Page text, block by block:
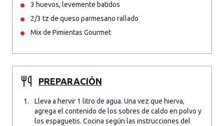
3 huevos, levemente batidos
2/3 tz de queso parmesano rallado
Mix de Pimientas Gourmet
PREPARACIÓN
Lleva a hervir 1 litro de agua. Una vez que hierva,
agrega el contenido de los sobres de caldo en polvo y
los espaguetis. Cocina según las instrucciones del